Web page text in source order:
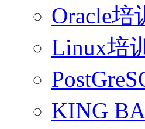
Oracle培
Linux培训
KING